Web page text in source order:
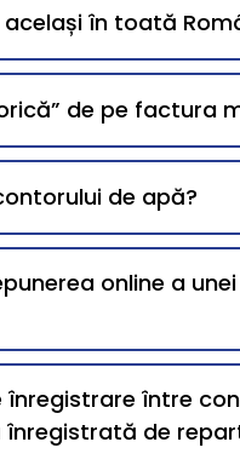
în toată
de pe factura
de apă?
online a
înregistrare între
de